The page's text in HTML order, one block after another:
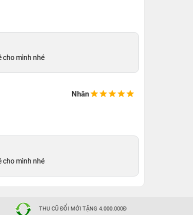
cho mình nhé
Nhân
cho mình nhé
THU CŨ ĐỔI MỚI TẶNG 4.000.000Đ